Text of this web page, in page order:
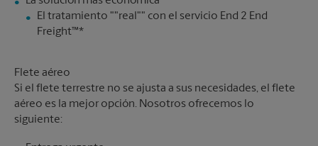
El tratamiento ""real"" con el servicio End 2 End
Freight™*
Flete aéreo
Si el flete terrestre no se ajusta a sus necesidades, el flete
aéreo es la mejor opción. Nosotros ofrecemos lo
siguiente: